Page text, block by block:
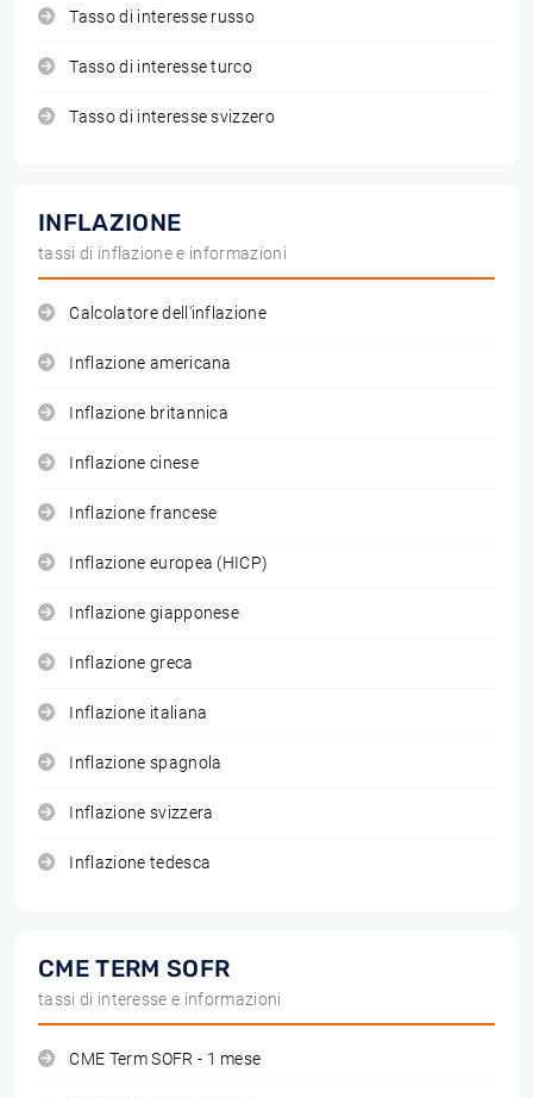
Tasso di interesse russo
Tasso di interesse turco
Tasso di interesse svizzero
INFLAZIONE
tassi di inflazione e informazioni
Calcolatore dell'inflazione
Inflazione americana
Inflazione britannica
Inflazione cinese
Inflazione francese
Inflazione europea (HICP)
Inflazione giapponese
Inflazione greca
Inflazione italiana
Inflazione spagnola
Inflazione svizzera
Inflazione tedesca
CME TERM SOFR
tassi di interesse e informazioni
CME Term SOFR - 1 mese